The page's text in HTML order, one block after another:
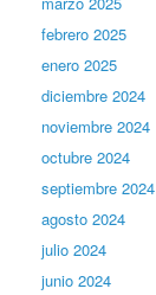
febrero 2025
enero 2025
diciembre 2024
noviembre 2024
octubre 2024
septiembre 2024
agosto 2024
julio 2024
junio 2024